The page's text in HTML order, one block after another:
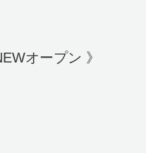
オープン 》